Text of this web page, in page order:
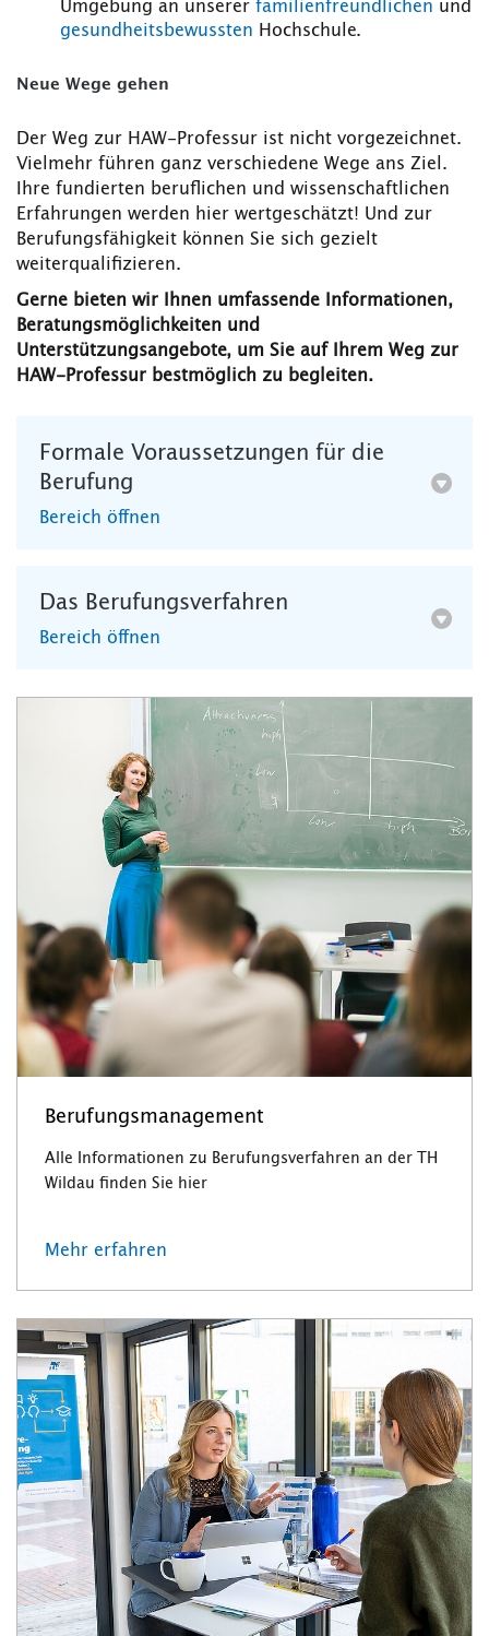
Umgebung an unserer familienfreundlichen und
gesundheitsbewussten Hochschule.
Neue Wege gehen
Der Weg zur HAW-Professur ist nicht vorgezeichnet.
Vielmehr führen ganz verschiedene Wege ans Ziel.
Ihre fundierten beruflichen und wissenschaftlichen
Erfahrungen werden hier wertgeschätzt! Und zur
Berufungsfähigkeit können Sie sich gezielt
weiterqualifizieren.
Gerne bieten wir Ihnen umfassende Informationen,
Beratungsmöglichkeiten und
Unterstützungsangebote, um Sie auf Ihrem Weg zur
HAW-Professur bestmöglich zu begleiten.
Formale Voraussetzungen für die
Berufung
Bereich öffnen
Das Berufungsverfahren
Bereich öffnen
Berufungsmanagement
Alle Informationen zu Berufungsverfahren an der TH
Wildau finden Sie hier
Mehr erfahren